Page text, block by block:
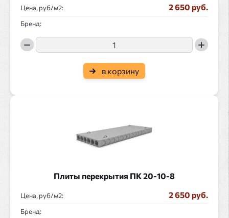
Цена, руб/ : 2 650 руб.
Бренд:
в корзину
Плиты перекрытия ПК 20-10-8
Цена, руб/ : 2 650 руб.
Бренд: